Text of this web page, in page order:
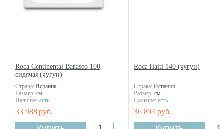
Roca Continental Banaseo 100
сидячая (чугун)
Страна: Испания
Размер: см.
Наличие: есть
33 988 руб.
Roca Haiti 140 (чугун)
Страна: Испания
Размер: см.
Наличие: есть
36 894 руб.